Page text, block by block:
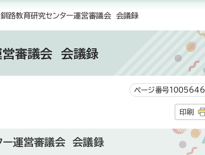
路教育研究センター運営審議会 会議録
営審議会 会議録
ページ番号1005646
印刷
ー運営審議会 会議録